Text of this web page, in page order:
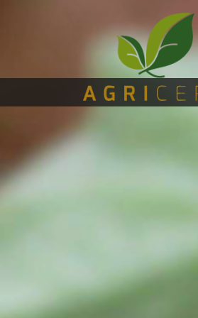
HOME(CURRENT)
AGRICERT
CURSOS